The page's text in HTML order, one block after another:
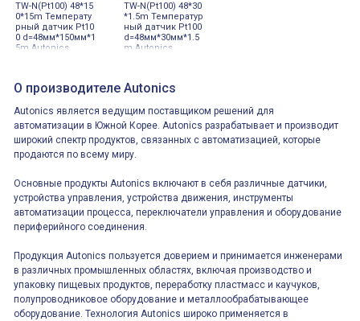
TW-N(Pt100) 48*15
0*15m Температу
рный датчик Pt10
0 d=48мм*150мм*1
5m Autonics
TW-N(Pt100) 48*30
*1.5m Температур
ный датчик Pt100
d=48мм*30мм*1.5
m Autonics
О производителе Autonics
Autonics является ведущим поставщиком решений для
автоматизации в Южной Корее. Autonics разрабатывает и производит
широкий спектр продуктов, связанных с автоматизацией, которые
продаются по всему миру.
Основные продукты Autonics включают в себя различные датчики,
устройства управления, устройства движения, инструменты
автоматизации процесса, переключатели управления и оборудование
периферийного соединения.
Продукция Autonics пользуется доверием и принимается инженерами
в различных промышленных областях, включая производство и
упаковку пищевых продуктов, переработку пластмасс и каучуков,
полупроводниковое оборудование и металлообрабатывающее
оборудование. Технология Autonics широко применяется в